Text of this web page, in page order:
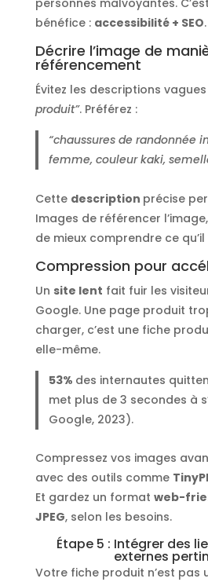
personnes malvoyantes.
bénéfice : accessibilité + SEO.
Décrire l’image de
référencement
Évitez les descriptions
produit”. Préférez :
“chaussures de randonnée
femme, couleur kaki,
Cette description précise
Images de référencer
de mieux comprendre ce qu’il
Compression pour
Un site lent fait fuir les
Google. Une page produit
charger, c’est une fiche
elle-même.
53% des internautes
met plus de 3 secondes à
Google, 2023).
Compressez vos images
avec des outils comme
Et gardez un format web-
JPEG, selon les besoins.
Étape 5 : Intégrer des
externes
Votre fiche produit n’est pas